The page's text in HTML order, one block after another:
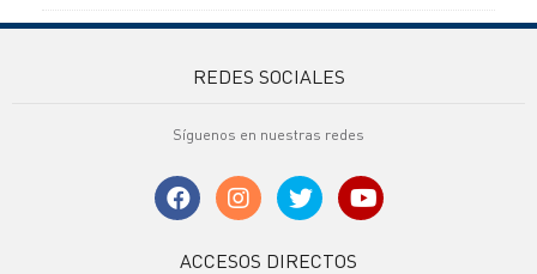
REDES SOCIALES
Síguenos en nuestras redes
ACCESOS DIRECTOS